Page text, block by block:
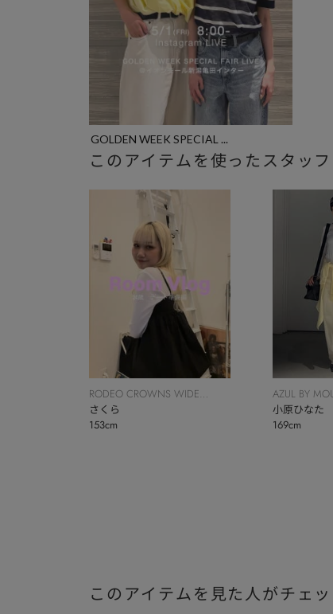
GOLDEN WEEK SPECIAL ...
このアイテムを使ったスタッ
RODEO CROWNS WIDE
BOWL
さくら
153cm
AZUL BY
小原ひなた
169cm
このアイテムを見た人がチェ